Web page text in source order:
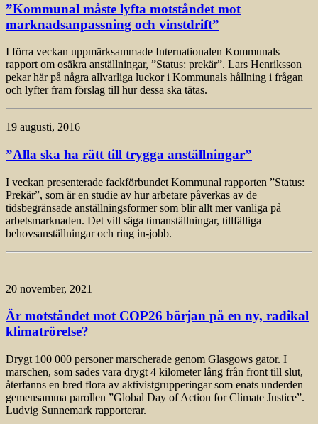
”Kommunal måste lyfta motståndet mot
marknadsanpassning och vinstdrift”
I förra veckan uppmärksammade Internationalen Kommunals
rapport om osäkra anställningar, ”Status: prekär”. Lars Henriksson
pekar här på några allvarliga luckor i Kommunals hållning i frågan
och lyfter fram förslag till hur dessa ska tätas.
19 augusti, 2016
”Alla ska ha rätt till trygga anställningar”
I veckan presenterade fackförbundet Kommunal rapporten ”Status:
Prekär”, som är en studie av hur arbetare påverkas av de
tidsbegränsade anställningsformer som blir allt mer vanliga på
arbetsmarknaden. Det vill säga timanställningar, tillfälliga
behovsanställningar och ring in-jobb.
20 november, 2021
Är motståndet mot COP26 början på en ny, radikal
klimatrörelse?
Drygt 100 000 personer marscherade genom Glasgows gator. I
marschen, som sades vara drygt 4 kilometer lång från front till slut,
återfanns en bred flora av aktivistgrupperingar som enats underden
gemensamma parollen ”Global Day of Action for Climate Justice”.
Ludvig Sunnemark rapporterar.